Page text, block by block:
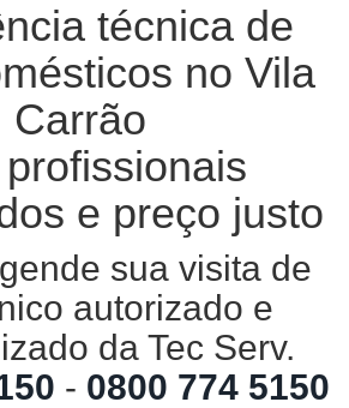
técnica de
no Vila
Carrão
e preço justo
sua visita de
autorizado e
da Tec Serv.
- 0800 774 5150